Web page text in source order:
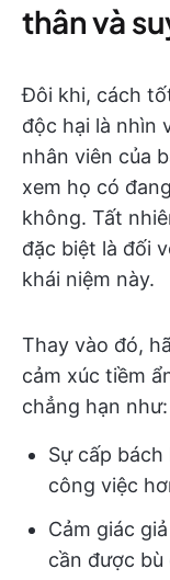
thân và
Đôi khi, cách
độc hại là nhìn
nhân viên của
xem họ có
không. Tất
đặc biệt là đối
khái niệm này.
Thay vào đó,
cảm xúc tiềm
chẳng hạn như:
Sự cấp
công việc
Cảm giác
cần được bù